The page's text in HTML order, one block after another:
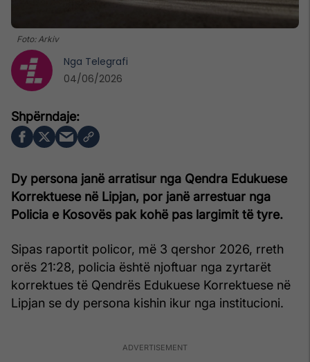
Foto: Arkiv
Dy persona janë arratisur nga Qendra Edukuese
Korrektuese në Lipjan, por janë arrestuar nga
Policia e Kosovës pak kohë pas largimit të tyre.
Sipas raportit policor, më 3 qershor 2026, rreth
orës 21:28, policia është njoftuar nga zyrtarët
korrektues të Qendrës Edukuese Korrektuese në
Lipjan se dy persona kishin ikur nga institucioni.
Nga Telegrafi
04/06/2026